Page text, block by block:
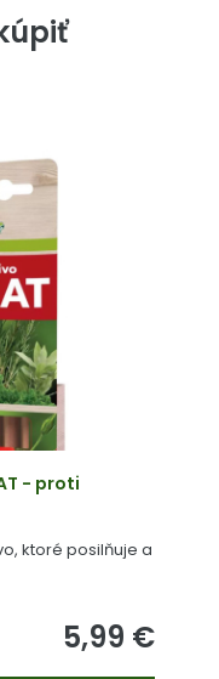
- proti
ktoré posilňuje a
5,99 €